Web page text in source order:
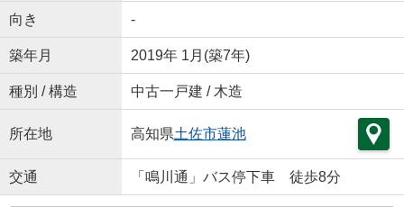
向き -
築年月 2019年 1月(築7年)
種別 / 構造 中古一戸建 / 木造
所在地 高知県土佐市蓮池
交通 「鳴川通」バス停下車 徒歩8分